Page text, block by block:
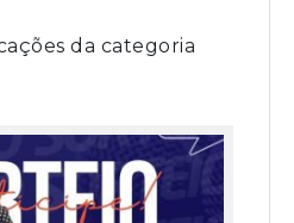
da categoria